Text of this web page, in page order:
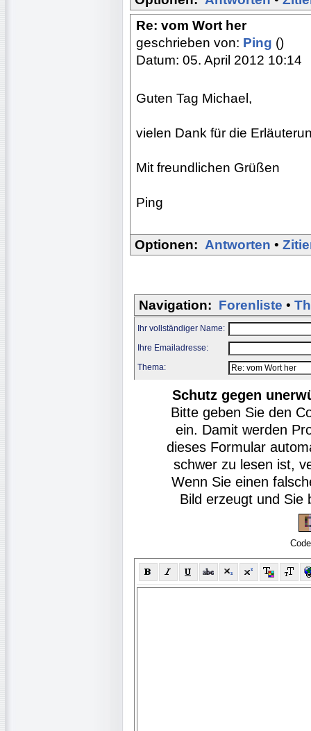
Re: vom Wort her
geschrieben von: Ping ()
Datum: 05. April 2012 10:14
Guten Tag Michael,
vielen Dank für die
Mit freundlichen Grüßen
Ping
Optionen: Antworten •
Navigation: Forenliste •
Ihr vollständiger Name:
Ihre Emailadresse:
Thema:
Schutz gegen
Bitte geben Sie den
ein. Damit werden
dieses Formular
schwer zu lesen ist,
Wenn Sie einen
Bild erzeugt und Sie